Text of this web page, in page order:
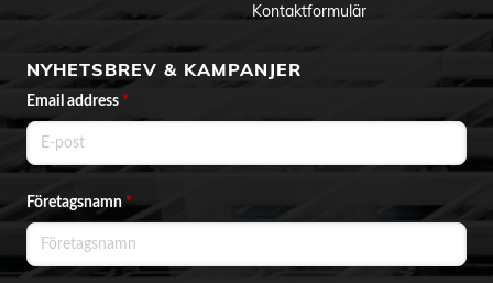
Kontaktformulär
NYHETSBREV & KAMPANJER
Email address *
Företagsnamn*